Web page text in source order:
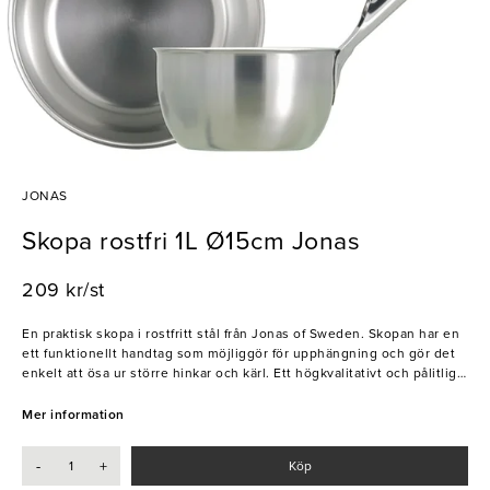
JONAS
Skopa rostfri 1L Ø15cm Jonas
209 kr/st
En praktisk skopa i rostfritt stål från Jonas of Sweden. Skopan har en
ett funktionellt handtag som möjliggör för upphängning och gör det
enkelt att ösa ur större hinkar och kärl. Ett högkvalitativt och pålitligt
ösning av hett vatten.
- Livsmedelssäkert
Mer information
- + Köp